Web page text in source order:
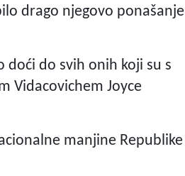
drago njegovo ponašanje
doći do svih onih koji su s
Vidacovichem Joyce
manjine Republike